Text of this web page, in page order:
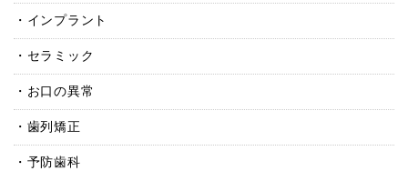
インプラント
セラミック
お口の異常
歯列矯正
予防歯科